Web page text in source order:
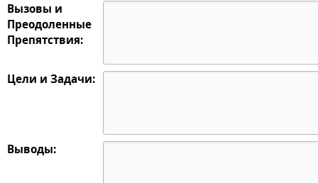
Вызовы и
Преодоленные
Препятствия:
Цели и Задачи:
Выводы: